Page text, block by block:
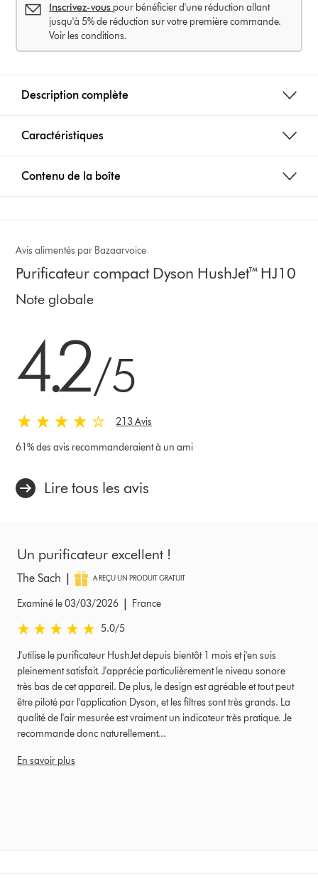
Inscrivez-vous pour bénéficier d'une réduction allant
jusqu'à 5% de réduction sur votre première commande.
Voir les conditions.
Description complète
Caractéristiques
Contenu de la boîte
Avis alimentés par Bazaarvoice
Purificateur compact Dyson HushJet™ HJ10
Note globale
4.2/5
213 Avis
61% des avis recommanderaient à un ami
Lire tous les avis
Un purificateur excellent !
The Sach | A REÇU UN PRODUIT GRATUIT
Examiné le 03/03/2026 |
France
5.0 stars out of 5 from Examiné le 03/03/2026 Avis
5.0/5
J'utilise le purificateur HushJet depuis bientôt 1 mois et j'en suis
pleinement satisfait. J'apprécie particulièrement le niveau sonore
très bas de cet appareil. De plus, le design est agréable et tout peut
être piloté par l'application Dyson, et les filtres sont très grands. La
qualité de l'air mesurée est vraiment un indicateur très pratique. Je
recommande donc naturellement...
En savoir plus